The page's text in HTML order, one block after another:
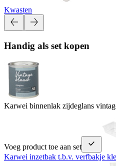
Kwasten
Handig als set kopen
Karwei binnenlak zijdeglans
Voeg product toe aan set
Karwei inzetbak t.b.v. verfbakje